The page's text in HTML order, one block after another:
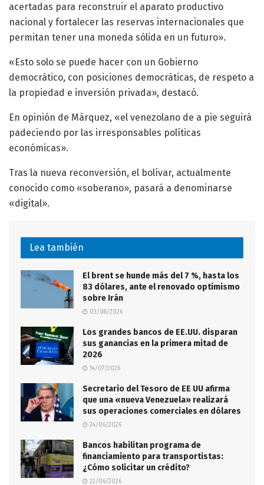
acertadas para reconstruir el aparato productivo
nacional y fortalecer las reservas internacionales que
permitan tener una moneda sólida en un futuro».
«Esto solo se puede hacer con un Gobierno
democrático, con posiciones democráticas, de respeto a
la propiedad e inversión privada», destacó.
En opinión de Márquez, «el venezolano de a pie seguirá
padeciendo por las irresponsables políticas
económicas».
Tras la nueva reconversión, el bolívar, actualmente
conocido como «soberano», pasará a denominarse
«digital».
Lea también
El brent se hunde más del 7 %, hasta los
83 dólares, ante el renovado optimismo
sobre Irán
03/08/2026
Los grandes bancos de EE.UU. disparan
sus ganancias en la primera mitad de
2026
14/07/2026
Secretario del Tesoro de EE UU afirma
que una «nueva Venezuela» realizará
sus operaciones comerciales en dólares
24/06/2026
Bancos habilitan programa de
financiamiento para transportistas:
¿Cómo solicitar un crédito?
22/06/2026